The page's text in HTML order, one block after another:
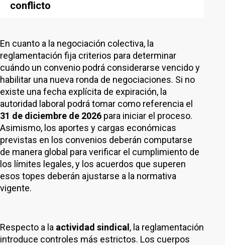
conflicto
En cuanto a la negociación colectiva, la
reglamentación fija criterios para determinar
cuándo un convenio podrá considerarse vencido y
habilitar una nueva ronda de negociaciones. Si no
existe una fecha explícita de expiración, la
autoridad laboral podrá tomar como referencia el
31 de diciembre de 2026 para iniciar el proceso.
Asimismo, los aportes y cargas económicas
previstas en los convenios deberán computarse
de manera global para verificar el cumplimiento de
los límites legales, y los acuerdos que superen
esos topes deberán ajustarse a la normativa
vigente.
Respecto a la actividad sindical , la reglamentación
introduce controles más estrictos. Los cuerpos